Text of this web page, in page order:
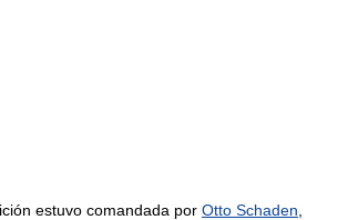
estuvo comandada por Otto Schaden